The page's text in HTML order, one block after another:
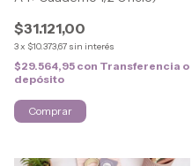
$31.121,00
3x $10.373,67 sin interés
$29.564,95 con Transferencia o
depósito